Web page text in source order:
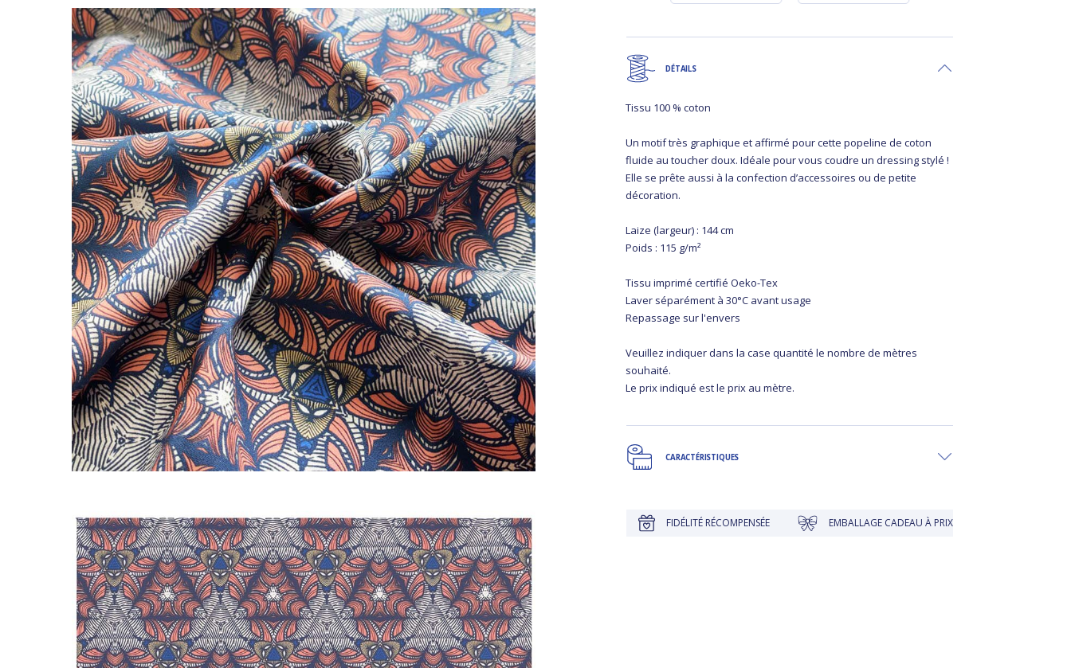
DÉTAILS
Tissu 100 % coton
Un motif très graphique et affirmé pour cette popeline de coton
fluide au toucher doux. Idéale pour vous coudre un dressing stylé !
Elle se prête aussi à la confection d’accessoires ou de petite
décoration.
Laize (largeur) : 144 cm
Poids : 115 g/m²
Tissu imprimé certifié Oeko-Tex
Laver séparément à 30°C avant usage
Repassage sur l'envers
Veuillez indiquer dans la case quantité le nombre de mètres
souhaité.
Le prix indiqué est le prix au mètre.
CARACTÉRISTIQUES
LIVRAISON OFFERTE EN BOUTIQUE JUSQU'À 30 JOURS POUR CHANGER D'AVIS FIDÉLITÉ RÉCOMPENSÉE EMBALLAGE CADEAU À PRIX DOUX